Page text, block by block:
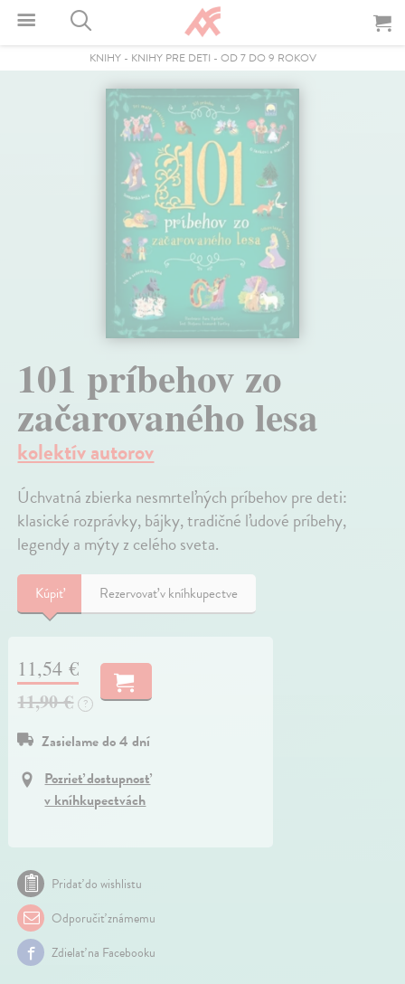
KNIHY- KNIHY PRE DETI - OD 7 DO 9 ROKOV
101 príbehov zo
začarovaného lesa
kolektív autorov
Úchvatná zbierka nesmrteľných príbehov pre deti:
klasické rozprávky, bájky, tradičné ľudové príbehy,
legendy a mýty z celého sveta.
Kúpiť Rezervovať v kníhkupectve
11,54 €
11,90 €
?
Zasielame do 4 dní
Pozrieť dostupnosť
v kníhkupectvách
Pridať do wishlistu
Odporučiť známemu
Zdielať na Facebooku